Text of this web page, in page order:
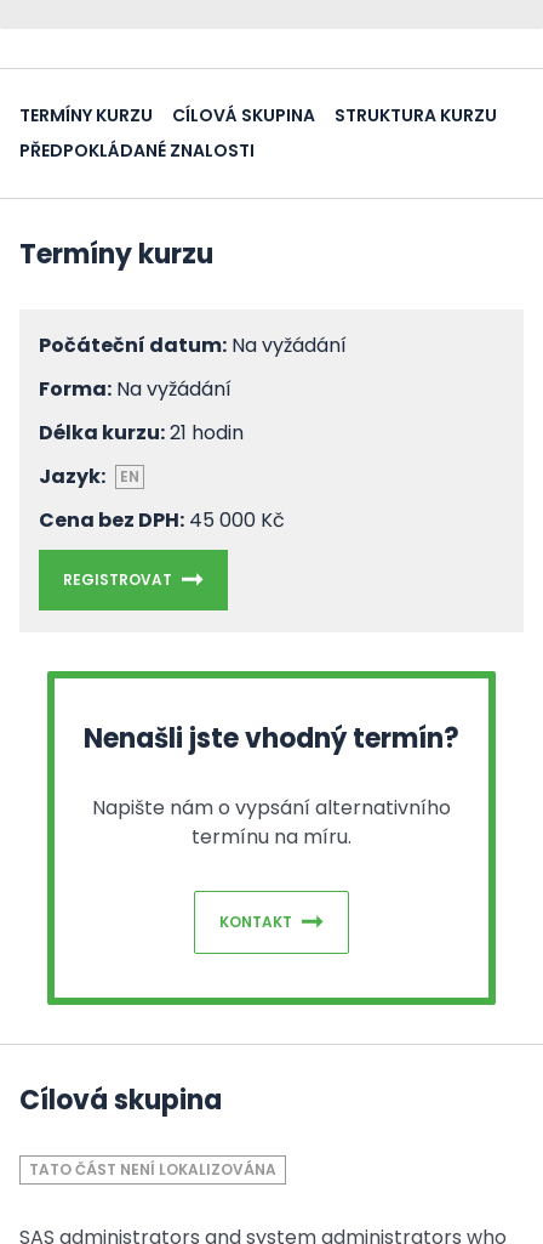
TERMÍNY KURZU CÍLOVÁ SKUPINA
STRUKTURA KURZU
PŘEDPOKLÁDANÉ ZNALOSTI
Termíny kurzu
Počáteční datum: Na vyžádání
Forma: Na vyžádání
Délka kurzu:21 hodin
Jazyk:
EN
Cena bez DPH: 45 000 Kč
REGISTROVAT
Nenašli jste vhodný termín?
Napište nám o vypsání alternativního
termínu na míru.
KONTAKT
Cílová skupina
TATO ČÁST NENÍ LOKALIZOVÁNA
SAS administrators and system administrators who